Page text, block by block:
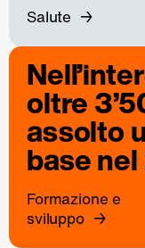
Salute
oltre
assolto
base
Formazione e
sviluppo